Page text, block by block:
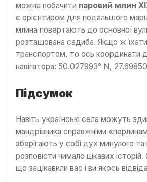
можна побачити паровий млин
є орієнтиром для подальшого
млина повертають до основної
розташована садиба. Якщо ж
транспортом, то ось координати
навігатора: 50.027993° N,
Підсумок
Навіть українські села можуть
мандрівника справжніми
зберігають у собі дух минулого
розповісти чимало цікавих
що зацікавили вас і ви якось